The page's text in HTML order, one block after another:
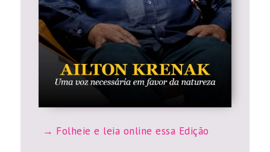
Folheie e leia online essa Edição